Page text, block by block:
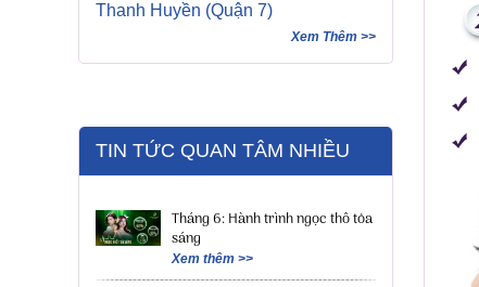
Thanh Huyền (Quận 7)
Xem Thêm >>
TIN TỨC QUAN TÂM NHIỀU
Tháng 6: Hành trình ngọc thô tỏa
sáng
Xem thêm >>